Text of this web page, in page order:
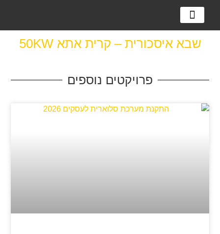
שבא איסכורית – קרית אתא 50KW
פרויקטים נוספים